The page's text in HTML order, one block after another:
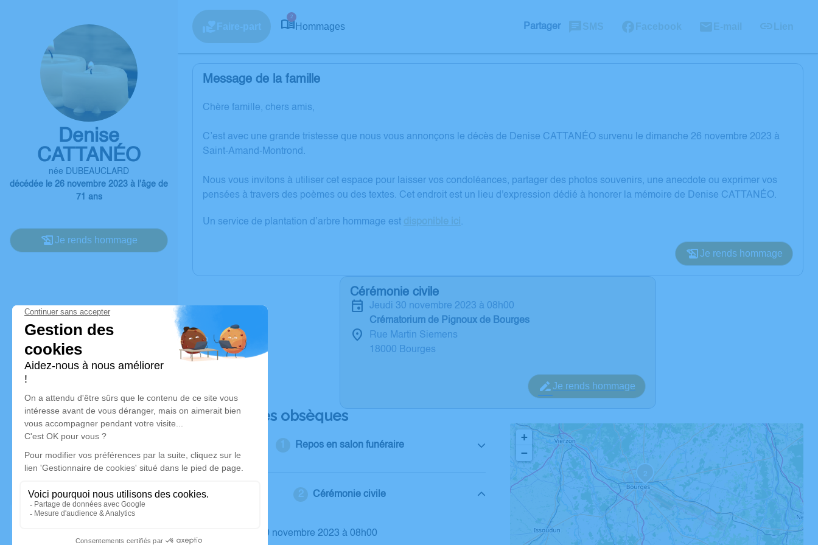
Denise
CATTANÉO
née DUBEAUCLARD
décédée le 26 novembre 2023 à l'âge de
71 ans
Je rends hommage
Faire-part
2
Hommages Partager SMS Facebook E-mail Lien
Message de la famille
Chère famille, chers amis,
C’est avec une grande tristesse que nous vous annonçons le décès de Denise CATTANÉO survenu le dimanche 26 novembre 2023 à
Saint-Amand-Montrond.
Nous vous invitons à utiliser cet espace pour laisser vos condoléances, partager des photos souvenirs, une anecdote ou exprimer vos
pensées à travers des poèmes ou des textes. Cet endroit est un lieu d'expression dédié à honorer la mémoire de Denise CATTANÉO.
Un service de plantation d’arbre hommage est disponible ici .
Je rends hommage
Cérémonie civile
jeudi 30 novembre 2023 à 08h00
Crématorium de Pignoux de Bourges
Rue Martin Siemens
18000 Bourges
Je rends hommage
Déroulé des obsèques
Repos en salon funéraire
Cérémonie civile
Le jeudi 30 novembre 2023 à 08h00
2
+
−